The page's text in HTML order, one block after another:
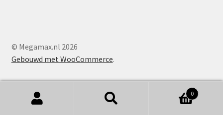
© Megamax.nl 2026
Gebouwd met WooCommerce.
0